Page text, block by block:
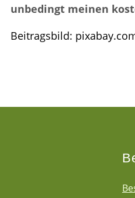
unbedingt meinen
Beitragsbild: